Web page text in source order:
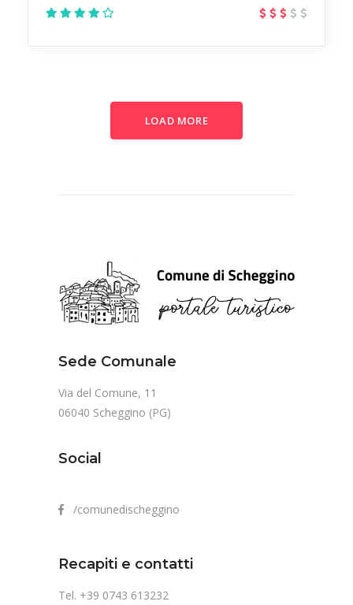
LOAD MORE
Sede Comunale
Via del Comune, 11
06040 Scheggino (PG)
Social
/comunedischeggino
Recapiti e contatti
Tel. +39 0743 613232